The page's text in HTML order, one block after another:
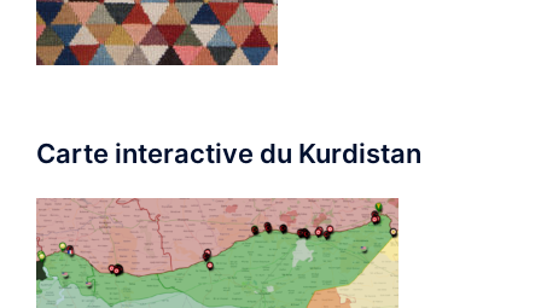
Carte interactive du Kurdistan